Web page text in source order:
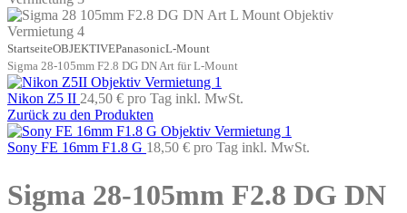
StartseiteOBJEKTIVEPanasonicL-Mount
Sigma 28-105mm F2.8 DG DN Art für L-Mount
Nikon Z5 II 24,50 € pro Tag inkl. MwSt.
Zurück zu den Produkten
Sony FE 16mm F1.8 G 18,50 € pro Tag inkl. MwSt.
Sigma 28-105mm F2.8 DG DN